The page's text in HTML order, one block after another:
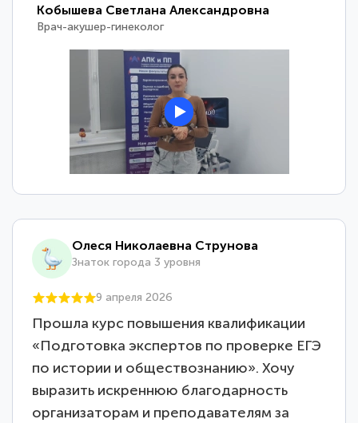
Кобышева Светлана Александровна
Врач-акушер-гинеколог
Олеся Николаевна Струнова
Знаток города 3 уровня
9 апреля 2026
Прошла курс повышения квалификации
«Подготовка экспертов по проверке ЕГЭ
по истории и обществознанию». Хочу
выразить искреннюю благодарность
организаторам и преподавателям за